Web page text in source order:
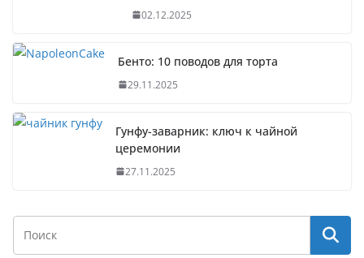
02.12.2025
Бенто: 10 поводов для торта
29.11.2025
Гунфу-заварник: ключ к чайной
церемонии
27.11.2025